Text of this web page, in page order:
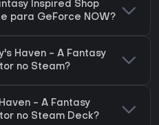
Inspired Shop
para GeForce NOW?
Haven - A Fantasy
no Steam?
- A Fantasy
no Steam Deck?